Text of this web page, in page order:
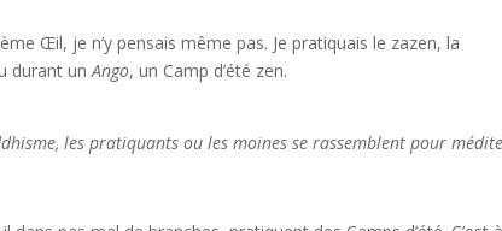
Œil, je n’y pensais même pas. Je pratiquais le zazen, la
durant unAngo, un Camp d’été zen.
les pratiquants ou les moines se rassemblent pour